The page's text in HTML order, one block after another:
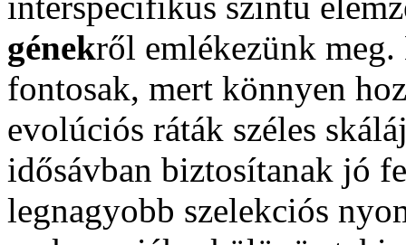
génekről emlékezünk meg.
fontosak, mert könnyen
evolúciós ráták széles
idősávban biztosítanak jó
legnagyobb szelekciós